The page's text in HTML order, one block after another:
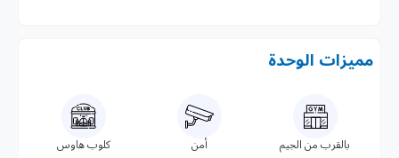
مميزات الوحدة
بالقرب من الجيم أمن كلوب هاوس